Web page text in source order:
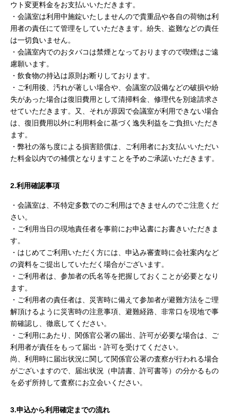
ウト変更料金をお支払いいただきます。
・会議室は利用中施錠いたしませんので貴重品や各自の荷物は利
用者の責任にて管理をしていただきます。紛失、盗難などの責任
は一切負いません。
・会議室内でのおタバコは禁煙となっておりますので喫煙はご遠
慮願います。
・飲食物の持込は原則お断りしております。
・ご利用後、汚れが著しい場合や、会議室の設備などの破損や紛
失があった場合は復旧費用として清掃料金、修理代を別途請求さ
せていただきます。又、それが原因で会議室が利用できない場合
は、復旧費用以外に利用料金に基づく逸失利益をご負担いただき
ます。
・弊社の落ち度による損害賠償は、ご利用者にお支払いいただい
た料金以内での補償となりますことを予めご承諾いただきます。
2.利用確認事項
・会議室は、不特定多数でのご利用はできませんのでご注意くだ
さい。
・ご利用当日の現地責任者を事前にお申込書にお書きいただきま
す。
・はじめてご利用いただく方には、申込み審査時に会社案内など
の資料をご提出していただく場合がございます。
・ご利用者は、参加者の氏名等を把握しておくことが必要となり
ます。
・ご利用者の責任者は、災害時に備えて参加者が避難方法をご理
解頂けるように災害時の注意事項、避難経路、非常口を現地で事
前確認し、徹底してください。
・ご利用にあたり、関係官公署の届出、許可が必要な場合は、ご
利用者が責任をもって届出・許可を受けてください。
尚、利用時に届出状況に関して関係官公署の査察が行われる場合
がございますので、届出状況（申請書、許可書等）の分かるもの
を必ず所持して査察にお立会いください。
3.申込から利用確定までの流れ